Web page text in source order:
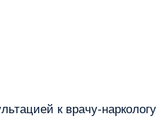
к врачу-наркологу